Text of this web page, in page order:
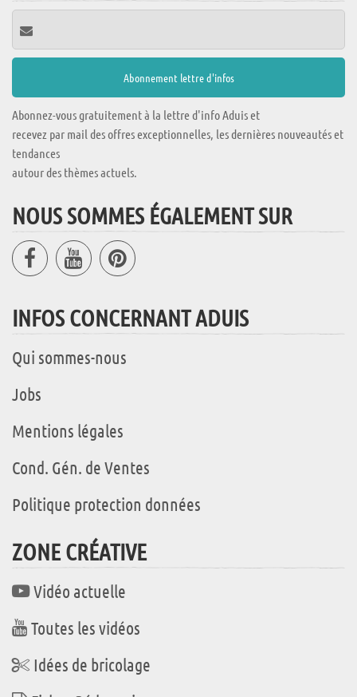
Abonnez-vous gratuitement à la lettre d'info Aduis et
recevez par mail des offres exceptionnelles, les dernières nouveautés et
tendances
autour des thèmes actuels.
NOUS SOMMES ÉGALEMENT SUR
INFOS CONCERNANT ADUIS
Qui sommes-nous
Jobs
Mentions légales
Cond. Gén. de Ventes
Politique protection données
ZONE CRÉATIVE
Vidéo actuelle
Toutes les vidéos
Idées de bricolage